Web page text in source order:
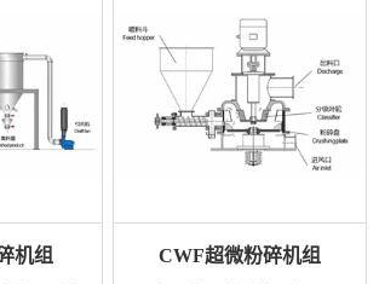
机组 CWF超微粉碎机组